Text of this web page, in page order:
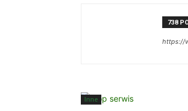
738
https://
Inne